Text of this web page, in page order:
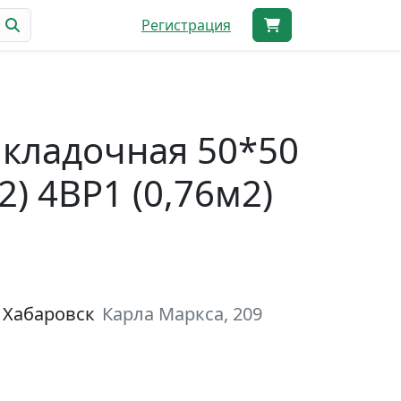
Регистрация
50*50
4ВР1 (0,76м2)
Карла Маркса, 209